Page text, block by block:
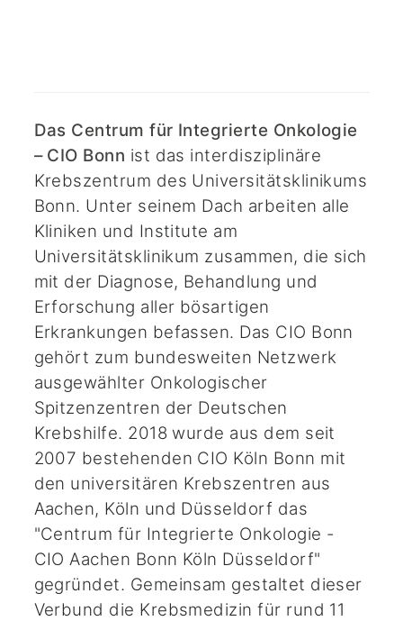
Das Centrum für Integrierte Onkologie
– CIO Bonn ist das interdisziplinäre
Krebszentrum des Universitätsklinikums
Bonn. Unter seinem Dach arbeiten alle
Kliniken und Institute am
Universitätsklinikum zusammen, die sich
mit der Diagnose, Behandlung und
Erforschung aller bösartigen
Erkrankungen befassen. Das CIO Bonn
gehört zum bundesweiten Netzwerk
ausgewählter Onkologischer
Spitzenzentren der Deutschen
Krebshilfe. 2018 wurde aus dem seit
2007 bestehenden CIO Köln Bonn mit
den universitären Krebszentren aus
Aachen, Köln und Düsseldorf das
"Centrum für Integrierte Onkologie -
CIO Aachen Bonn Köln Düsseldorf"
gegründet. Gemeinsam gestaltet dieser
Verbund die Krebsmedizin für rund 11